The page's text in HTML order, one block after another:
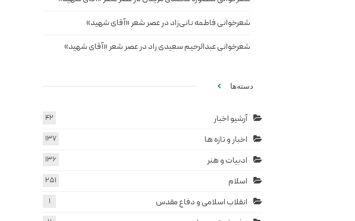
شعرخوانی فاطمه نانی‌زاد در عصر شعر «آقای شهید»
شعرخوانی عبدالرحیم سعیدی راد در عصر شعر «آقای شهید»
دسته‌ها
آرشیو اخبار 42
اخبار و تازه ها 137
ادبیات و هنر 136
اسلام 251
انقلاب اسلامی و دفاع مقدس 1